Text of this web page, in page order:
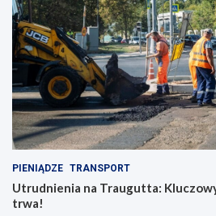
PIENIĄDZE TRANSPORT
Utrudnienia na Traugutta:
trwa!